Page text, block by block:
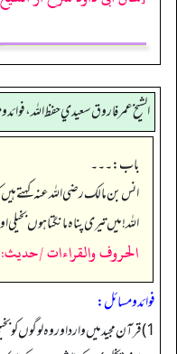
الشيخ عمر فاروق سعيدي حفظ الله، فوائد
باب:۔۔۔
انس بن مالک رضی اللہ عنہ کہتے ہیں
اللہ! میں تیری پناہ مانگتا ہوں
الحروف والقراءات /حدیث: 3972]
فوائد ومسائل:
1) قرآن مجید میں وارد اور وہ لوگوں کو بخیلی کی تلقین کرتے ہیں۔